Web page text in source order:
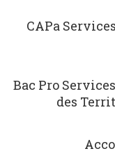
CAPa
Bac Pro
des